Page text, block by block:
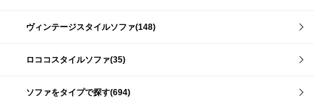
ヴィンテージスタイルソファ(148)
ロココスタイルソファ(35)
ソファをタイプで探す(694)